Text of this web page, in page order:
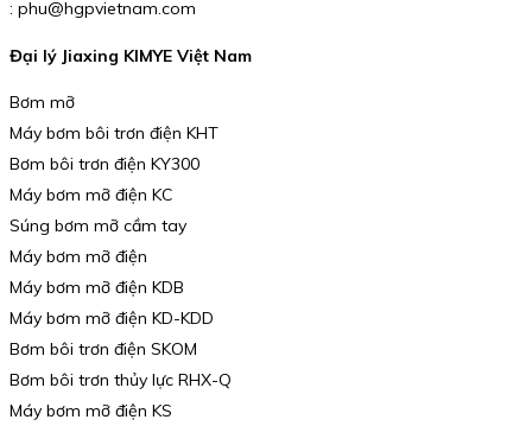
: phu@hgpvietnam.com
Đại lý Jiaxing KIMYE Việt Nam
Bơm mỡ
Máy bơm bôi trơn điện KHT
Bơm bôi trơn điện KY300
Máy bơm mỡ điện KC
Súng bơm mỡ cầm tay
Máy bơm mỡ điện
Máy bơm mỡ điện KDB
Máy bơm mỡ điện KD-KDD
Bơm bôi trơn điện SKOM
Bơm bôi trơn thủy lực RHX-Q
Máy bơm mỡ điện KS